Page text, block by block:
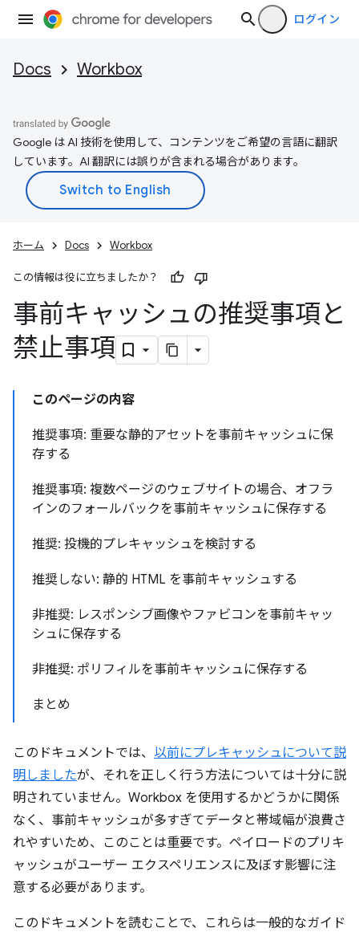
ログイン
Docs Workbox
Google は AI 技術を使用して、コンテンツをご希望の言語に翻訳
しています。AI 翻訳には誤りが含まれる場合があります。
ホーム Docs Workbox
この情報は役に立ちましたか？
事前キャッシュの推奨事項と
禁止事項
このページの内容
推奨事項: 重要な静的アセットを事前キャッシュに保
存する
推奨事項: 複数ページのウェブサイトの場合、オフラ
インのフォールバックを事前キャッシュに保存する
推奨: 投機的プレキャッシュを検討する
推奨しない: 静的 HTML を事前キャッシュする
非推奨: レスポンシブ画像やファビコンを事前キャッ
シュに保存する
非推奨: ポリフィルを事前キャッシュに保存する
まとめ
このドキュメントでは、 以前にプレキャッシュについて説
明しましたが、それを正しく行う方法については十分に説
明されていません。Workbox を使用するかどうかに関係
なく、事前キャッシュが多すぎてデータと帯域幅が浪費さ
れやすいため、このことは重要です。ペイロードのプリキ
ャッシュがユーザー エクスペリエンスに及ぼす影響に注
意する必要があります。
このドキュメントを読むことで、これらは一般的なガイド